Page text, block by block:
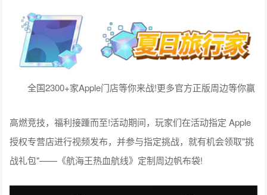
全国2300+家Apple门店等你来战!更多官方正版周边等你赢
高燃竞技，福利接踵而至!活动期间，玩家们在活动指定 Apple
授权专营店进行视频发布，并参与指定挑战，就有机会领取"挑
战礼包"——《航海王热血航线》定制周边帆布袋!